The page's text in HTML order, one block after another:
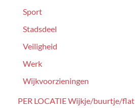
Sport
Stadsdeel
Veiligheid
Werk
Wijkvoorzieningen
PER LOCATIE Wijkje/buurtje/flat